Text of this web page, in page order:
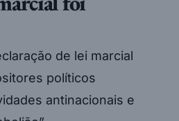
de lei marcial
políticos
antinacionais e